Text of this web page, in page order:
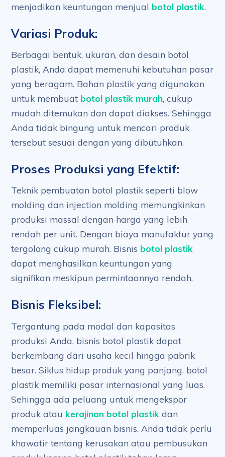
menjadikan keuntungan menjual botol plastik.
Variasi Produk:
Berbagai bentuk, ukuran, dan desain botol
plastik, Anda dapat memenuhi kebutuhan pasar
yang beragam. Bahan plastik yang digunakan
untuk membuat botol plastik murah, cukup
mudah ditemukan dan dapat diakses. Sehingga
Anda tidak bingung untuk mencari produk
tersebut sesuai dengan yang dibutuhkan.
Proses Produksi yang Efektif:
Teknik pembuatan botol plastik seperti blow
molding dan injection molding memungkinkan
produksi massal dengan harga yang lebih
rendah per unit. Dengan biaya manufaktur yang
tergolong cukup murah. Bisnis botol plastik
dapat menghasilkan keuntungan yang
signifikan meskipun permintaannya rendah.
Bisnis Fleksibel:
Tergantung pada modal dan kapasitas
produksi Anda, bisnis botol plastik dapat
berkembang dari usaha kecil hingga pabrik
besar. Siklus hidup produk yang panjang, botol
plastik memiliki pasar internasional yang luas.
Sehingga ada peluang untuk mengekspor
produk atau kerajinan botol plastik dan
memperluas jangkauan bisnis. Anda tidak perlu
khawatir tentang kerusakan atau pembusukan